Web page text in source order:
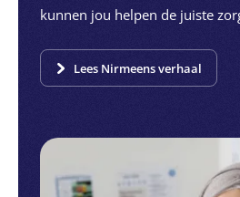
kunnen jou helpen de juiste
Lees Nirmeens verhaal